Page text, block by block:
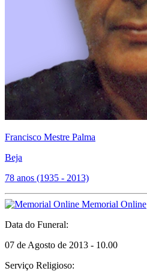
Francisco Mestre Palma
Beja
78 anos (1935 - 2013)
Memorial Online
Data do Funeral:
07 de Agosto de 2013 - 10.00
Serviço Religioso: